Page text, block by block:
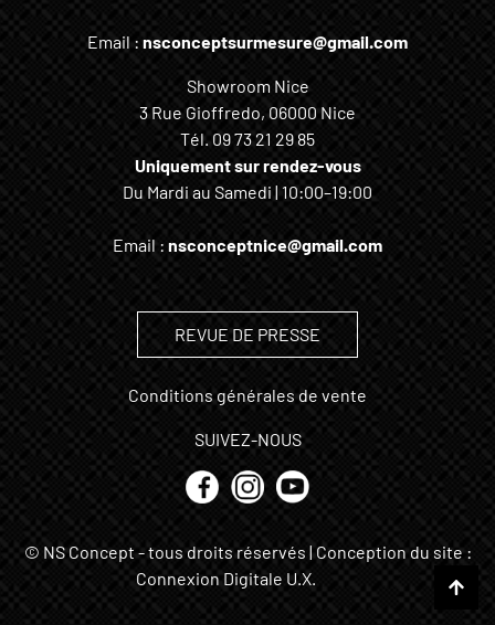
Email : nsconceptsurmesure@gmail.com
Showroom Nice
3 Rue Gioffredo, 06000 Nice
Tél. 09 73 21 29 85
Uniquement sur rendez-vous
Du Mardi au Samedi | 10:00–19:00
Email : nsconceptnice@gmail.com
REVUE DE PRESSE
Conditions générales de vente
SUIVEZ-NOUS
© NS Concept - tous droits réservés | Conception du site :
Connexion Digitale U.X.